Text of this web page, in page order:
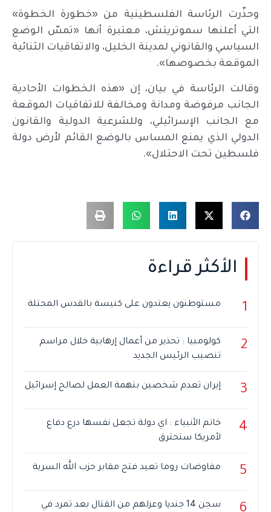
وحذّرت الرئاسة الفلسطينية من «خطورة الخطوة»
التي أعلنها سموتريتش، معتبرة أنها «تمسّ الوضع
السياسي والقانوني لمدينة الخليل، والاتفاقيات الثنائية
الموقعة بخصوصها».
وقالت الرئاسة في بيان، إن «هذه الخطوات الأحادية
الجانب مرفوضة ومدانة ومخالفة للاتفاقيات الموقعة
مع الجانب الإسرائيلي، وللشرعية الدولية والقانون
الدولي الذي يمنع المساس بالوضع القائم لأرض دولة
فلسطين تحت الاحتلال».
الأكثر قراءة
1 مستوطنون يعتدون على كنيسة بالقدس المحتلة
2
كولومبيا : تحذير من أعمال إرهابية خلال مراسم
تنصيب الرئيس الجديد
3 إيران تعدم شخصين بتهمة العمل لصالح إسرائيل
4
خاتم الأنبياء : اي دولة تجعل نفسها درع دفاع
لأمريكا ستحترق
5 مفاوضات روما تعيد فتح مقابر حزب الله السرية
سجن 14 جنديا وعزلهم من القتال بعد تمرد في